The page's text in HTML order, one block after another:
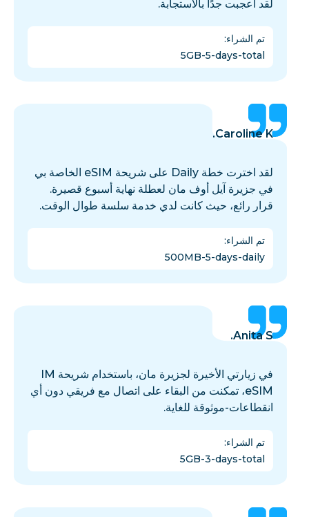
لقد أُعجبت جدًا بالاستجابة.
تم الشراء:
5GB-5-days-total
Caroline K.
لقد اخترت خطة Daily على شريحة eSIM الخاصة بي
في جزيرة آيل أوف مان لعطلة نهاية أسبوع قصيرة.
قرار رائع، حيث كانت لدي خدمة سلسة طوال الوقت.
تم الشراء:
500MB-5-days-daily
Anita S.
في زيارتي الأخيرة لجزيرة مان، باستخدام شريحة IM
eSIM، تمكنت من البقاء على اتصال مع فريقي دون أي
انقطاعات-موثوقة للغاية.
تم الشراء:
5GB-3-days-total